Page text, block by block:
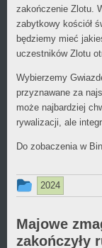
zakończenie Zlotu.
zabytkowy kościół
będziemy mieć
uczestników Zlotu
Wybierzemy
przyznawane za
może najbardziej
rywalizacji, ale
Do zobaczenia w
Ten
był
dodany
2024
Majowe
zakończyły